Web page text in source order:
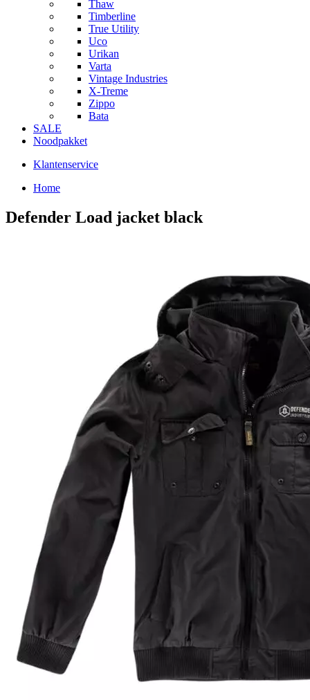
Thaw
Timberline
True Utility
Uco
Urikan
Varta
Vintage Industries
X-Treme
Zippo
Bata
SALE
Noodpakket
Klantenservice
Home
Defender Load jacket black